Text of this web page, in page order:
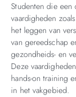
Studenten die
vaardigheden
het leggen van
van gereedschap
gezondheids- en
Deze
hands-on training
in het vakgebied.